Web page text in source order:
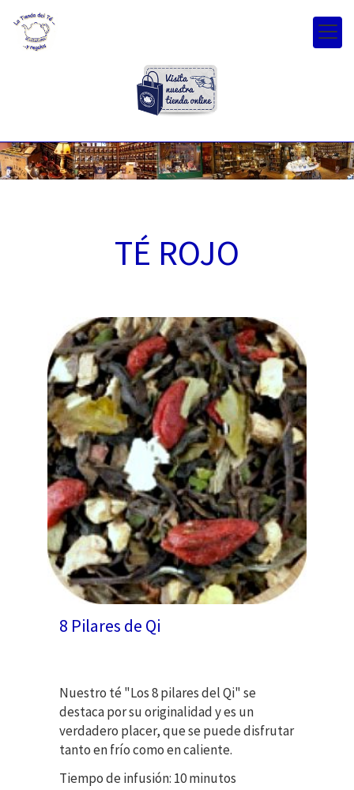
TÉ ROJO
8 Pilares de Qi
Nuestro té "Los 8 pilares del Qi" se
destaca por su originalidad y es un
verdadero placer, que se puede disfrutar
tanto en frío como en caliente.
Tiempo de infusión: 10 minutos